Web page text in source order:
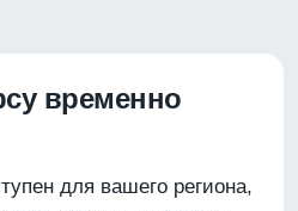
временно
для вашего региона,